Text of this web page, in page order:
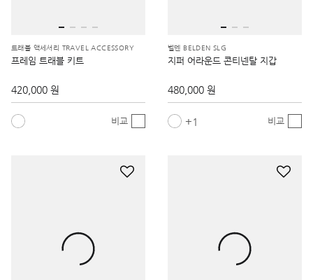
트래블 액세서리 TRAVEL ACCESSORY
프레임 트래블 키트
420,000 원
비교
벨덴 BELDEN SLG
지퍼 어라운드 콘티넨탈 지갑
480,000 원
1 비교